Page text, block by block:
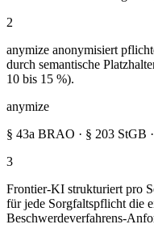
2
anymize anonymisiert
durch semantische
10 bis 15 %).
anymize
§ 43a BRAO · § 203 StGB
3
Frontier-KI strukturiert pro
für jede Sorgfaltspflicht die
Beschwerdeverfahrens-